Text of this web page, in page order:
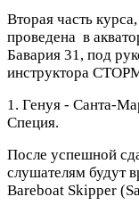
Вторая часть
проведена в
Бавария 31, под
инструктора
1. Генуя - Санта-
Специя.
После успешной
слушателям будут
Bareboat Skipper